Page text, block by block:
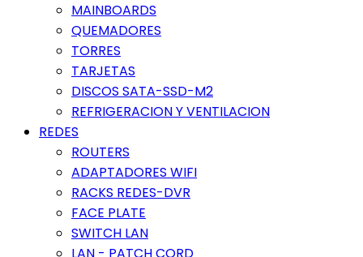
MAINBOARDS
QUEMADORES
TORRES
TARJETAS
DISCOS SATA-SSD-M2
REFRIGERACION Y VENTILACION
REDES
ROUTERS
ADAPTADORES WIFI
RACKS REDES-DVR
FACE PLATE
SWITCH LAN